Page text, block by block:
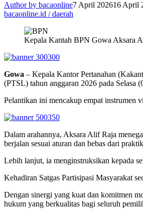
Author by bacaonline7 April 202616 April
bacaonline.id / daerah
Kepala Kantah BPN Gowa Aksara
Gowa – Kepala Kantor Pertanahan
(PTSL) tahun anggaran 2026 pada Selasa
Pelantikan ini mencakup empat instrumen
Dalam arahannya, Aksara Alif Raja
berjalan sesuai aturan dan bebas dari
Lebih lanjut, ia menginstruksikan kepada
Kehadiran Satgas Partisipasi Masyarakat
Dengan sinergi yang kuat dan komitmen
hukum yang berkualitas bagi seluruh